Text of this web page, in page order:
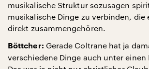
musikalische Struktur sozusagen
musikalische Dinge zu verbinden,
direkt zusammengehören.
Böttcher: Gerade Coltrane hat ja
verschiedene Dinge auch unter